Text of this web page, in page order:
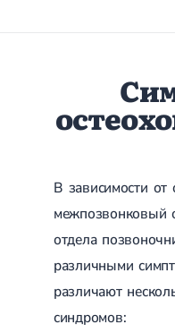
Лечение переломов
Лечение переломов
Протез синовиальной
PRP-терапия
Разрыв связок плечевого
Разрыв связок локтевого
Разрыв связок
Травмы сухожилий и
В зависимости от
межпозвонковый
отдела
различными
различают
синдромов: